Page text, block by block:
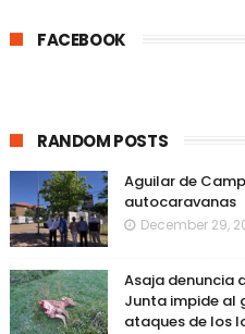
FACEBOOK
RANDOM POSTS
Aguilar de
autocaravanas
December 29,
Asaja denuncia
Junta impide al
ataques de los